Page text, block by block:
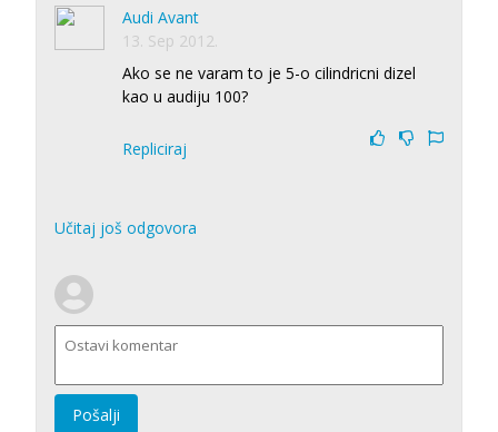
Audi Avant
13. Sep 2012.
Ako se ne varam to je 5-o cilindricni dizel
kao u audiju 100?
Repliciraj
Učitaj još odgovora
Pošalji